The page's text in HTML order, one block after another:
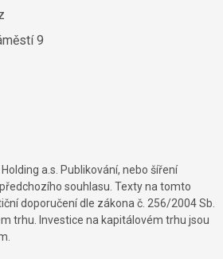
9
a.s. Publikování, nebo šíření
souhlasu. Texty na tomto
doporučení dle zákona č. 256/2004 Sb.
trhu. Investice na kapitálovém trhu jsou